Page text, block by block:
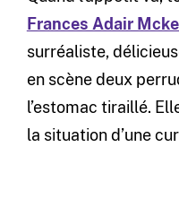
Frances Adair
surréaliste,
en scène deux
l’estomac tiraillé.
la situation d’une